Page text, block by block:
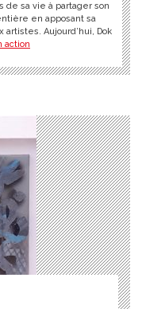
de sa vie à partager son
en apposant sa
Aujourd’hui, Dok
action